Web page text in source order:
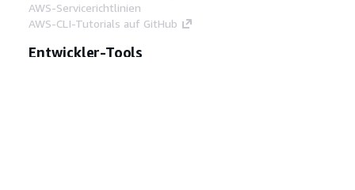
AWS-Servicerichtlinien
AWS-CLI-Tutorials auf GitHub
Entwickler-Tools